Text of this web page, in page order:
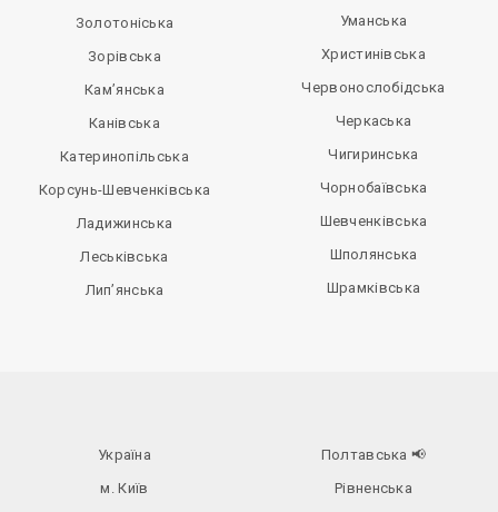
Золотоніська
Зорівська
Кам’янська
Канівська
Катеринопільська
Корсунь-Шевченківська
Ладижинська
Леськівська
Лип’янська
Уманська
Христинівська
Червонослобідська
Черкаська
Чигиринська
Чорнобаївська
Шевченківська
Шполянська
Шрамківська
Україна
м. Київ
Полтавська 📢
Рівненська